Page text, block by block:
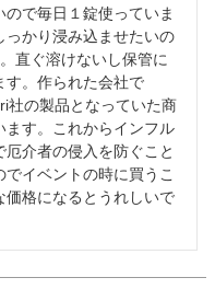
で毎日１錠使っていま
かり浸み込ませたいの
直ぐ溶けないし保管に
す。作られた会社で
社の製品となっていた商
す。これからインフル
介者の侵入を防ぐこと
イベントの時に買うこ
価格になるとうれしいで